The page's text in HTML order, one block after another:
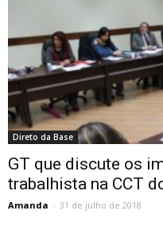
Direto da Base
GT que discute os
trabalhista na CCT
Amanda - 31 de julho de 2018